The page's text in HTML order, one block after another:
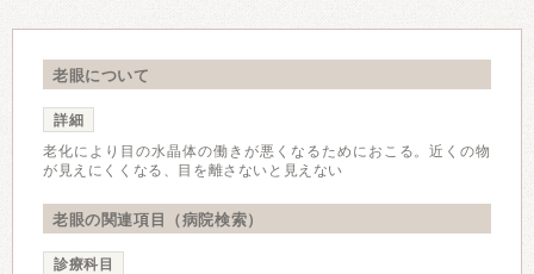
老眼について
詳細
老化により目の水晶体の働きが悪くなるためにおこる。近くの物
が見えにくくなる、目を離さないと見えない
老眼の関連項目（病院検索）
診療科目